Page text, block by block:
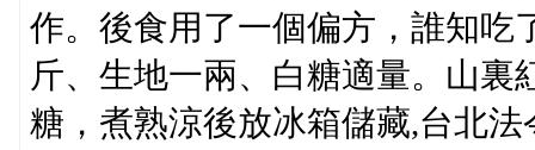
作。後食用了一個偏方，誰知吃
斤、生地一兩、白糖適量。山
糖，煮熟涼後放冰箱儲藏,台北